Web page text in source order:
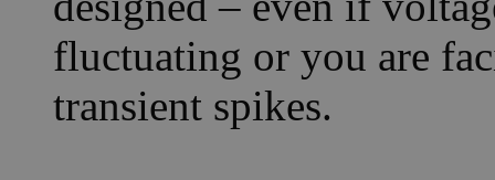
fluctuating or you are
transient spikes.